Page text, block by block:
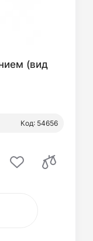
(вид
Код: 54656